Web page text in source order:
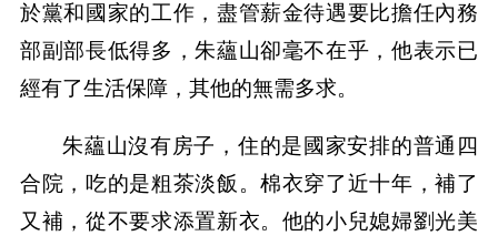
於黨和國家的工作，盡管薪金待遇要比擔任內務
部副部長低得多，朱蘊山卻毫不在乎，他表示已
經有了生活保障，其他的無需多求。
朱蘊山沒有房子，住的是國家安排的普通四
合院，吃的是粗茶淡飯。棉衣穿了近十年，補了
又補，從不要求添置新衣。他的小兒媳婦劉光美